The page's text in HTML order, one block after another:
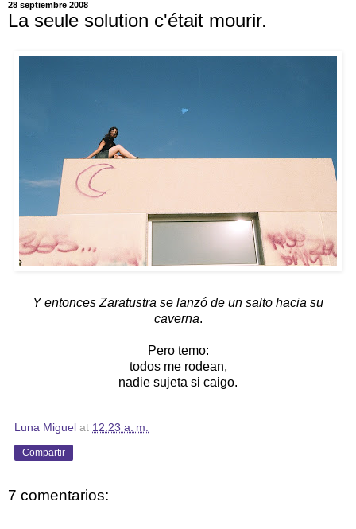
28 septiembre 2008
La seule solution c'était mourir.
Y entonces Zaratustra se lanzó de un salto hacia su
caverna.
Pero temo:
todos me rodean,
nadie sujeta si caigo.
Luna Miguel at 12:23 a. m.
Compartir
7 comentarios: